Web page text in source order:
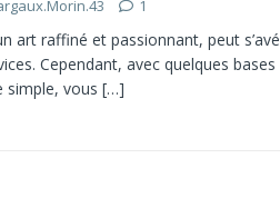
1
art raffiné et passionnant, peut
Cependant, avec quelques bases
simple, vous […]